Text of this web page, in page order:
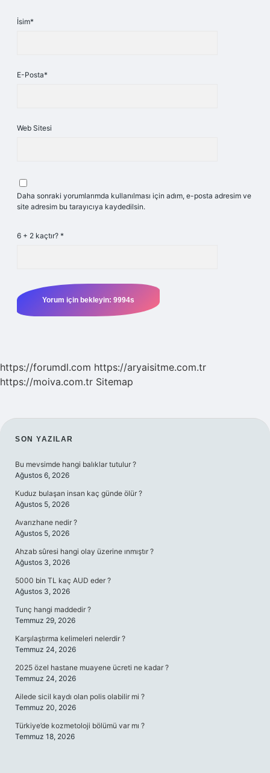
İsim*
E-Posta*
Web Sitesi
Daha sonraki yorumlarımda kullanılması için adım, e-posta adresim ve
site adresim bu tarayıcıya kaydedilsin.
6 + 2 kaçtır? *
https://forumdl.com https://aryaisitme.com.tr
https://moiva.com.tr Sitemap
SIDEBAR
SON YAZILAR
Bu mevsimde hangi balıklar tutulur ?
Ağustos 6, 2026
Kuduz bulaşan insan kaç günde ölür ?
Ağustos 5, 2026
Avarızhane nedir ?
Ağustos 5, 2026
Ahzab sûresi hangi olay üzerine ınmıştır ?
Ağustos 3, 2026
5000 bin TL kaç AUD eder ?
Ağustos 3, 2026
Tunç hangi maddedir ?
Temmuz 29, 2026
Karşılaştırma kelimeleri nelerdir ?
Temmuz 24, 2026
2025 özel hastane muayene ücreti ne kadar ?
Temmuz 24, 2026
Ailede sicil kaydı olan polis olabilir mi ?
Temmuz 20, 2026
Türkiye’de kozmetoloji bölümü var mı ?
Temmuz 18, 2026